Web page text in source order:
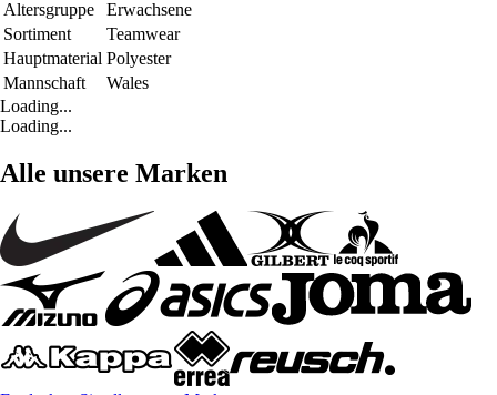
Altersgruppe
Erwachsene
Sortiment
Teamwear
Hauptmaterial Polyester
Mannschaft
Wales
Loading...
Loading...
Alle unsere Marken